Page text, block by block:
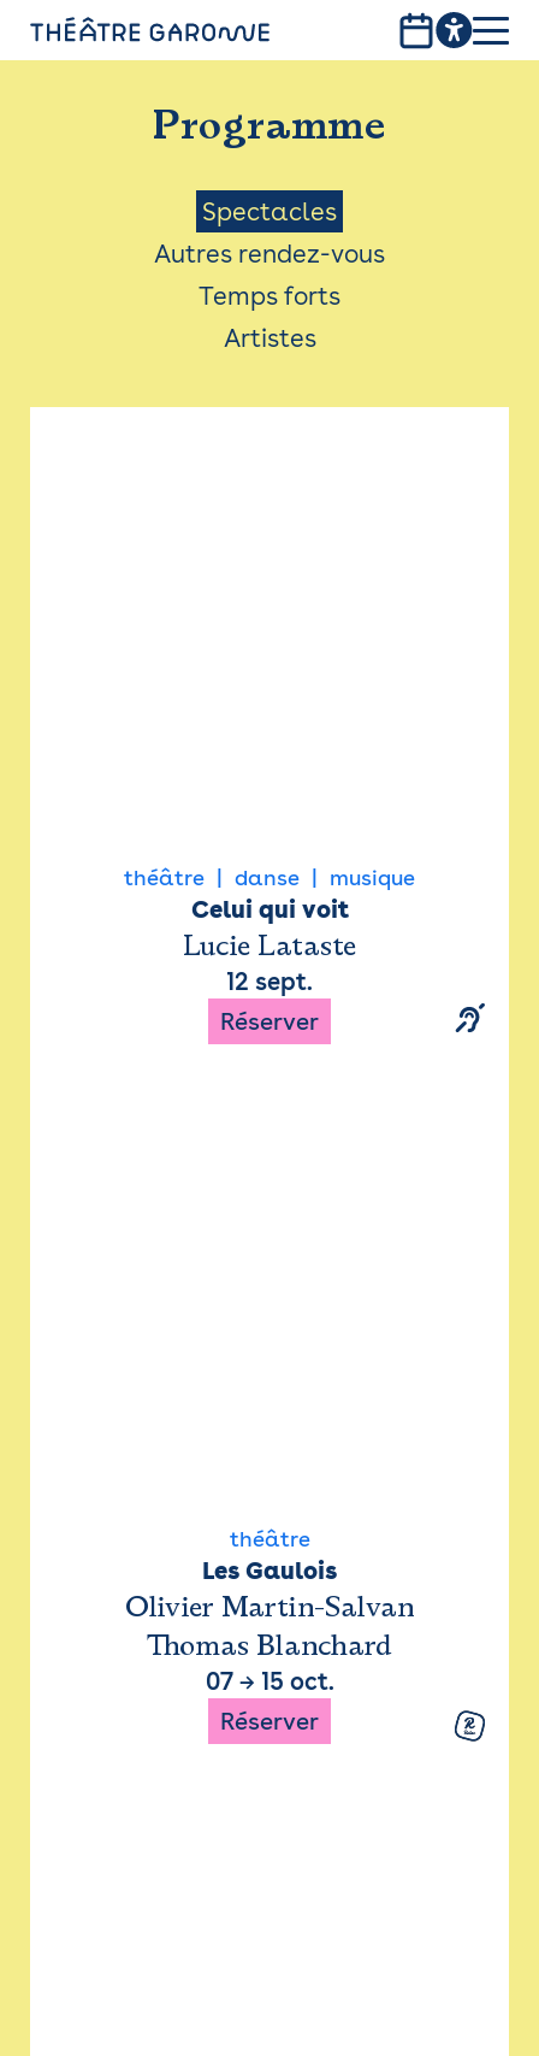
PROGRAMME
INFOS PRATIQUES
AVEC LES PUBLICS
ACCESSIBILITÉ
LES PRODUCTIONS
Programme
Menu
Saison
Spectacles
Autres rendez-vous
Temps forts
Artistes
théâtre danse musique
Celui qui voit
Lucie Lataste
12 sept.
Réserver
théâtre
Les Gaulois
Olivier Martin-Salvan
Thomas Blanchard
07→ 15 oct.
Réserver